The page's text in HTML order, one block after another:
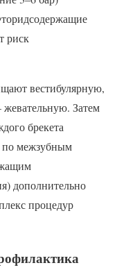
риск
вестибулярную,
Затем
брекета
межзубным
дополнительно
процедур